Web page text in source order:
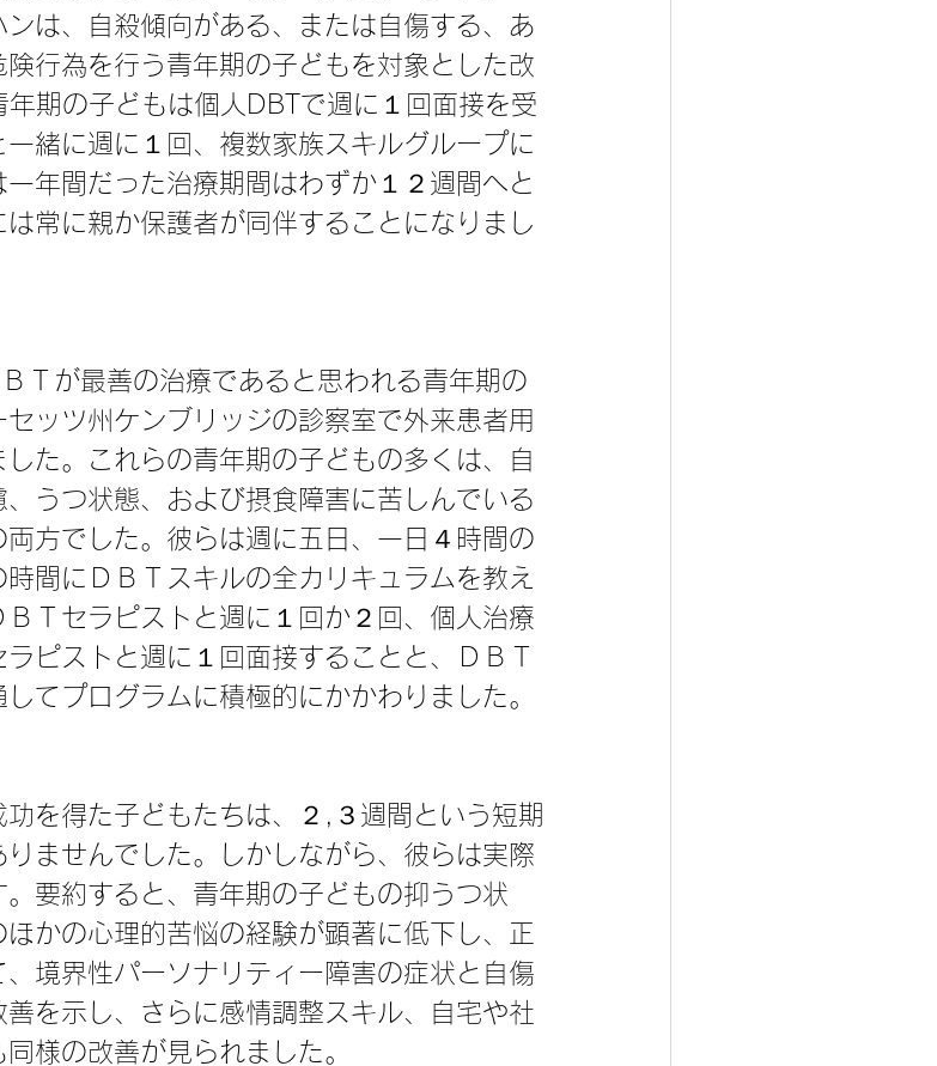
は、自殺傾向がある、または自傷する、あ
行為を行う青年期の子どもを対象とした改
期の子どもは個人DBTで週に１回面接を受
緒に週に１回、複数家族スキルグループに
年間だった治療期間はわずか１２週間へと
常に親か保護者が同伴することになりまし
が最善の治療であると思われる青年期の
ッツ州ケンブリッジの診察室で外来患者用
た。これらの青年期の子どもの多くは、自
うつ状態、および摂食障害に苦しんでいる
方でした。彼らは週に五日、一日４時間の
間にＤＢＴスキルの全カリキュラムを教え
Ｔセラピストと週に１回か２回、個人治療
ピストと週に１回面接することと、ＤＢＴ
てプログラムに積極的にかかわりました。
得た子どもたちは、２,３週間という短期
ませんでした。しかしながら、彼らは実際
要約すると、青年期の子どもの抑うつ状
かの心理的苦悩の経験が顕著に低下し、正
境界性パーソナリティー障害の症状と自傷
を示し、さらに感情調整スキル、自宅や社
様の改善が見られました。